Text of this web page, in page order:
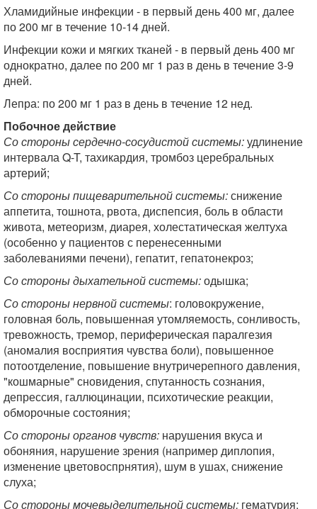
Хламидийные инфекции - в первый день 400 мг, далее
по 200 мг в течение 10-14 дней.
Инфекции кожи и мягких тканей - в первый день 400 мг
однократно, далее по 200 мг 1 раз в день в течение 3-9
дней.
Лепра: по 200 мг 1 раз в день в течение 12 нед.
Побочное действие
Со стороны сердечно-сосудистой системы:удлинение
интервала Q-T, тахикардия, тромбоз церебральных
артерий;
Со стороны пищеварительной системы:снижение
аппетита, тошнота, рвота, диспепсия, боль в области
живота, метеоризм, диарея, холестатическая желтуха
(особенно у пациентов с перенесенными
заболеваниями печени), гепатит, гепатонекроз;
Со стороны дыхательной системы:одышка;
Со стороны нервной системы: головокружение,
головная боль, повышенная утомляемость, сонливость,
тревожность, тремор, периферическая паралгезия
(аномалия восприятия чувства боли), повышенное
потоотделение, повышение внутричерепного давления,
"кошмарные" сновидения, спутанность сознания,
депрессия, галлюцинации, психотические реакции,
обморочные состояния;
Со стороны органов чувств: нарушения вкуса и
обоняния, нарушение зрения (например диплопия,
изменение цветовоспрнятия), шум в ушах, снижение
слуха;
Со стороны мочевыделительной системы: гематурия;